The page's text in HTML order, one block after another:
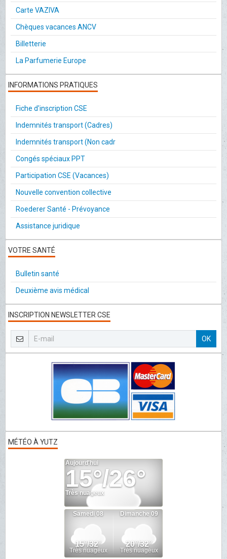
Carte VAZIVA
Chèques vacances ANCV
Billetterie
La Parfumerie Europe
INFORMATIONS PRATIQUES
Fiche d'inscription CSE
Indemnités transport (Cadres)
Indemnités transport (Non cadr
Congés spéciaux PPT
Participation CSE (Vacances)
Nouvelle convention collective
Roederer Santé - Prévoyance
Assistance juridique
VOTRE SANTÉ
Bulletin santé
Deuxième avis médical
INSCRIPTION NEWSLETTER CSE
OK
MÉTÉO À YUTZ